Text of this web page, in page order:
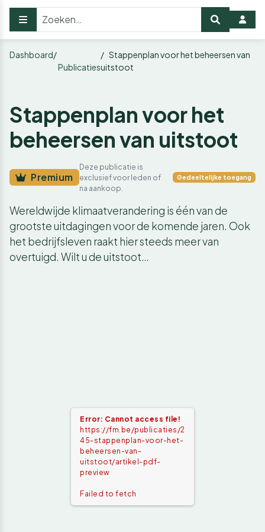
Dashboard
Publicaties
Stappenplan voor het beheersen van
uitstoot
Stappenplan voor het
beheersen van uitstoot
Premium
Deze publicatie is
exclusief voor leden of
na aankoop.
Gedeeltelijke toegang
Wereldwijde klimaatverandering is één van de
grootste uitdagingen voor de komende jaren. Ook
het bedrijfsleven raakt hier steeds meer van
overtuigd. Wilt u de uitstoot…
Error: Cannot access file!
https://fm.be/publicaties/2
45-stappenplan-voor-het-
beheersen-van-
uitstoot/artikel-pdf-
preview
Failed to fetch